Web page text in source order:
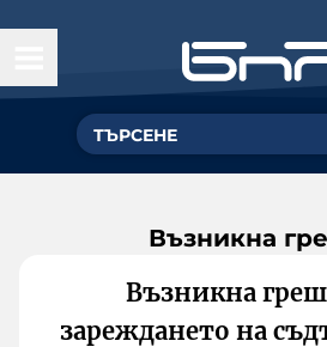
Възникна
Възникна
зареждането на